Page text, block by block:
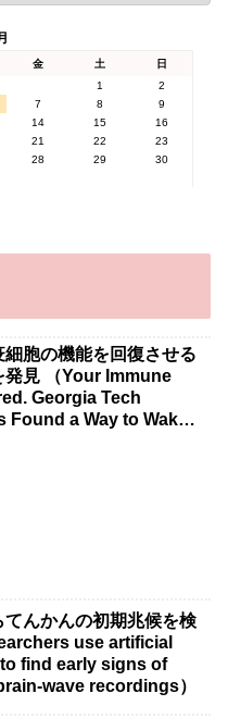
金 土
日
1
2
7 8
9
14 15
16
21 22
23
28 29
30
細胞の機能を回復させる
発見 （Your Immune
Georgia Tech
Found a Way to Wake
んかんの初期兆候を検
use artificial
find early signs of
wave recordings）